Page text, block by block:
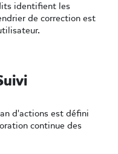
identifient les
de correction est
d'actions est défini
continue des